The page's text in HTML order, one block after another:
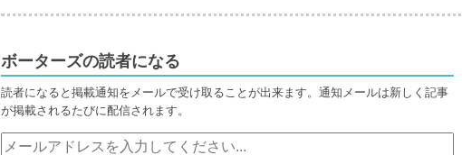
ボーターズの読者になる
読者になると掲載通知をメールで受け取ることが出来ます。通知メールは新しく記事
が掲載されるたびに配信されます。